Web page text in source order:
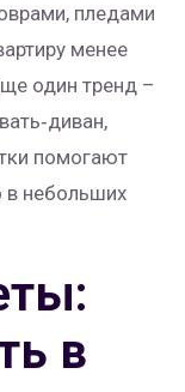
пледами
менее
один тренд –
помогают
в небольших
в